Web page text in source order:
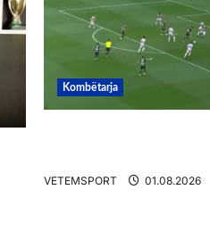
Kombëtarja
VETEMSPORT 01.08.2026